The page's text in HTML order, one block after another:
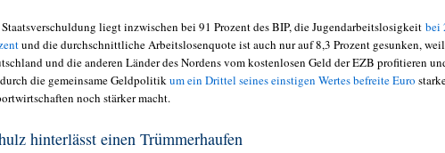
liegt inzwischen bei 91 Prozent des BIP, die Jugendarbeitslosigkeit bei
und die durchschnittliche Arbeitslosenquote ist auch nur auf 8,3 Prozent gesunken, weil
und die anderen Länder des Nordens vom kostenlosen Geld der EZB profitieren
die gemeinsame Geldpolitikum ein Drittel seines einstigen Wertes befreite Euro
noch stärker macht.
hinterlässt einen Trümmerhaufen